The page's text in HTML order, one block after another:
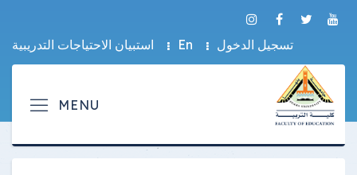
تسجيل الدخول En استبيان الاحتياجات التدريبية